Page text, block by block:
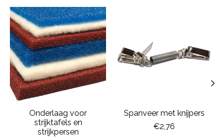
Items van productcarrousel
Onderlaag voor
strijktafels en
strijkpersen
Spanveer met knijpers
€2,76